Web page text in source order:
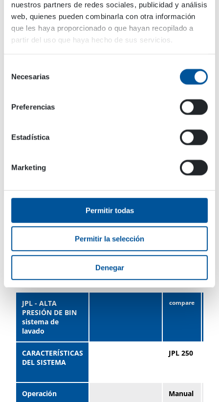
nuestros partners de redes sociales, publicidad y análisis
web, quienes pueden combinarla con otra información
que les haya proporcionado o que hayan recopilado a
partir del uso que haya hecho de sus servicios.
Necesarias
Preferencias
Estadística
Marketing
Permitir todas
Permitir la selección
Denegar
Maquinaria adecuada
Ambiente e Infraestructura
Mantenimiento de Espacios Exteriores
Datos técnicos
Tabla de datos
JPL - ALTA
PRESIÓN DE BIN
sistema de
lavado
CARACTERÍSTICAS
DEL SISTEMA
JPL 250
Operación Manual